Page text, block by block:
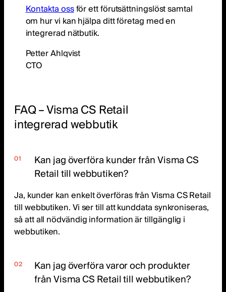
Kontakta ossför ett förutsättningslöst samtal
om hur vi kan hjälpa ditt företag med en
integrerad nätbutik.
Petter Ahlqvist
CTO
FAQ – Visma CS Retail
integrerad webbutik
Kan jag överföra kunder från Visma CS
Retail till webbutiken?
Ja, kunder kan enkelt överföras från Visma CS Retail
till webbutiken. Vi ser till att kunddata synkroniseras,
så att all nödvändig information är tillgänglig i
webbutiken.
Kan jag överföra varor och produkter
från Visma CS Retail till webbutiken?